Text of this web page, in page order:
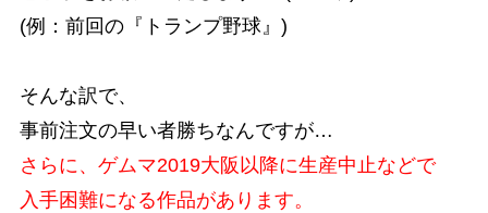
(例：前回の『トランプ野球』)
そんな訳で、
事前注文の早い者勝ちなんですが…
さらに、ゲムマ2019大阪以降に生産中止などで
入手困難になる作品があります。